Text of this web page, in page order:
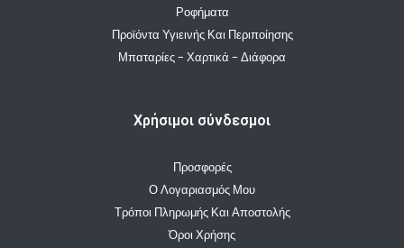
Ροφήματα
Προϊόντα Υγιεινής Και Περιποίησης
Μπαταρίες - Χαρτικά - Διάφορα
Χρήσιμοι σύνδεσμοι
Προσφορές
Ο Λογαριασμός Μου
Τρόποι Πληρωμής Και Αποστολής
Όροι Χρήσης